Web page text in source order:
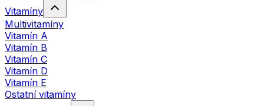
Vitamíny
Multivitamíny
Vitamín A
Vitamín B
Vitamín C
Vitamín D
Vitamín E
Ostatní vitamíny